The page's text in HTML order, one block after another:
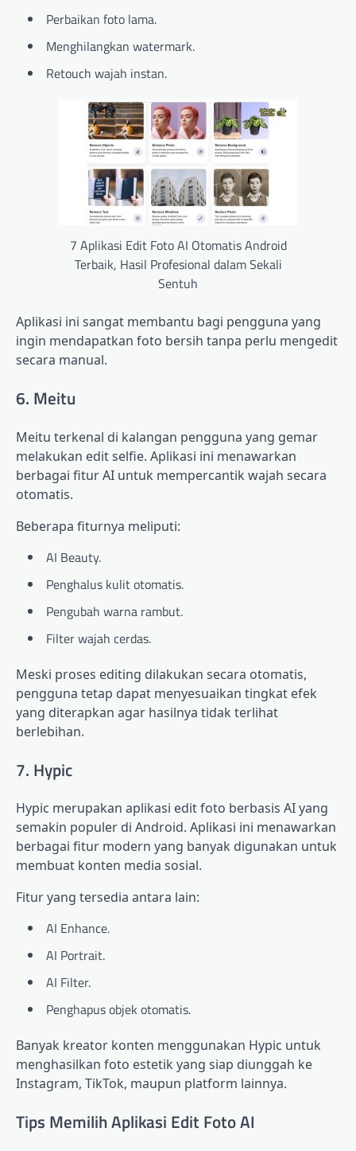
Perbaikan foto lama.
Menghilangkan watermark.
Retouch wajah instan.
7 Aplikasi Edit Foto AI Otomatis Android
Terbaik, Hasil Profesional dalam Sekali
Sentuh
Aplikasi ini sangat membantu bagi pengguna yang
ingin mendapatkan foto bersih tanpa perlu mengedit
secara manual.
6. Meitu
Meitu terkenal di kalangan pengguna yang gemar
melakukan edit selfie. Aplikasi ini menawarkan
berbagai fitur AI untuk mempercantik wajah secara
otomatis.
Beberapa fiturnya meliputi:
AI Beauty.
Penghalus kulit otomatis.
Pengubah warna rambut.
Filter wajah cerdas.
Meski proses editing dilakukan secara otomatis,
pengguna tetap dapat menyesuaikan tingkat efek
yang diterapkan agar hasilnya tidak terlihat
berlebihan.
7. Hypic
Hypic merupakan aplikasi edit foto berbasis AI yang
semakin populer di Android. Aplikasi ini menawarkan
berbagai fitur modern yang banyak digunakan untuk
membuat konten media sosial.
Fitur yang tersedia antara lain:
AI Enhance.
AI Portrait.
AI Filter.
Penghapus objek otomatis.
Banyak kreator konten menggunakan Hypic untuk
menghasilkan foto estetik yang siap diunggah ke
Instagram, TikTok, maupun platform lainnya.
Tips Memilih Aplikasi Edit Foto AI